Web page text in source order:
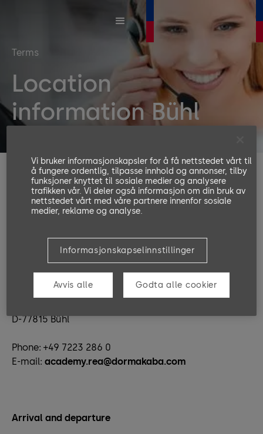
Terms
Location
information Bühl
In addition to the ENS/ESC GTC´s the
following agreements apply to the
business unit ENS/ESC (Location Bühl).
Contact and Training location
dormakaba Deutschland GmbH
D-77815 Bühl
Phone: +49 7223 286 0
E-mail: academy.rea@dormakaba.com
Arrival and departure
Vi bruker informasjonskapsler for å få nettstedet vårt til
å fungere ordentlig, tilpasse innhold og annonser, tilby
funksjoner knyttet til sosiale medier og analysere
trafikken vår. Vi deler også informasjon om din bruk av
nettstedet vårt med våre partnere innenfor sosiale
medier, reklame og analyse.
Informasjonskapselinnstillinger
Avvis alle Godta alle cookier